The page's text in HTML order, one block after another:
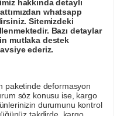
hakkında detaylı
whatsapp
Sitemizdeki
Bazı detaylar
mutlaka destek
ederiz.
paketinde deformasyon
söz konusu ise, kargo
durumunu kontrol